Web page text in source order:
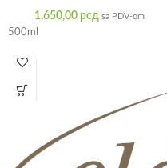
1.650,00 рсд sa PDV-om
500ml